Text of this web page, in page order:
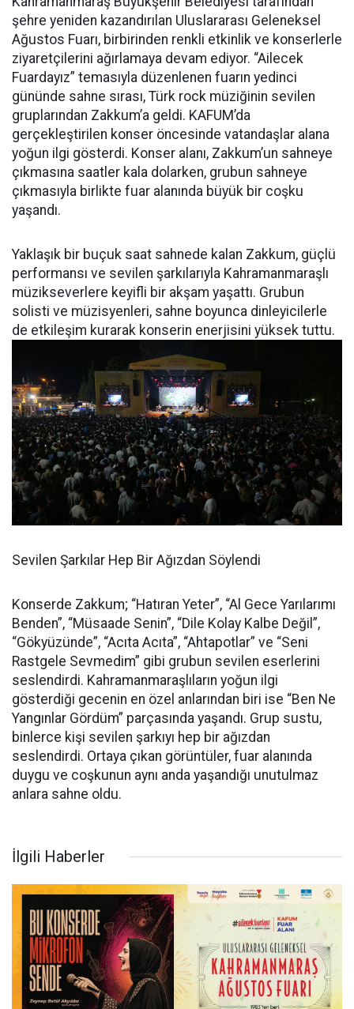
şehre yeniden kazandırılan Uluslararası Geleneksel
Ağustos Fuarı, birbirinden renkli etkinlik ve konserlerle
ziyaretçilerini ağırlamaya devam ediyor. “Ailecek
Fuardayız” temasıyla düzenlenen fuarın yedinci
gününde sahne sırası, Türk rock müziğinin sevilen
gruplarından Zakkum’a geldi. KAFUM’da
gerçekleştirilen konser öncesinde vatandaşlar alana
yoğun ilgi gösterdi. Konser alanı, Zakkum’un sahneye
çıkmasına saatler kala dolarken, grubun sahneye
çıkmasıyla birlikte fuar alanında büyük bir coşku
yaşandı.
Yaklaşık bir buçuk saat sahnede kalan Zakkum, güçlü
performansı ve sevilen şarkılarıyla Kahramanmaraşlı
müzikseverlere keyifli bir akşam yaşattı. Grubun
solisti ve müzisyenleri, sahne boyunca dinleyicilerle
de etkileşim kurarak konserin enerjisini yüksek tuttu.
Sevilen Şarkılar Hep Bir Ağızdan Söylendi
Konserde Zakkum; “Hatıran Yeter”, “Al Gece Yarılarımı
Benden”, “Müsaade Senin”, “Dile Kolay Kalbe Değil”,
“Gökyüzünde”, “Acıta Acıta”, “Ahtapotlar” ve “Seni
Rastgele Sevmedim” gibi grubun sevilen eserlerini
seslendirdi. Kahramanmaraşlıların yoğun ilgi
gösterdiği gecenin en özel anlarından biri ise “Ben Ne
Yangınlar Gördüm” parçasında yaşandı. Grup sustu,
binlerce kişi sevilen şarkıyı hep bir ağızdan
seslendirdi. Ortaya çıkan görüntüler, fuar alanında
duygu ve coşkunun aynı anda yaşandığı unutulmaz
anlara sahne oldu.
İlgili Haberler